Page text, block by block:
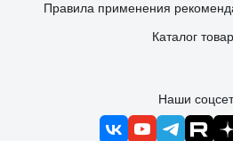
Правила применения
Каталог
Наши